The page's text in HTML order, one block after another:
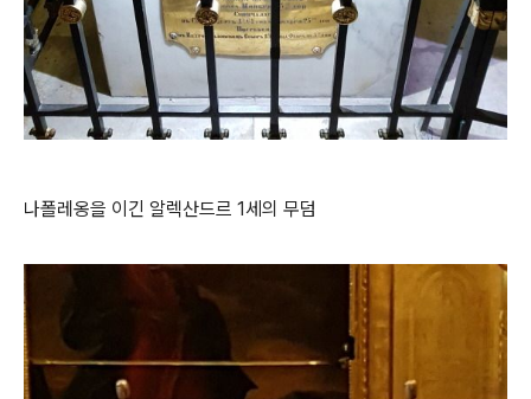
나폴레옹을 이긴 알렉산드르 1세의 무덤